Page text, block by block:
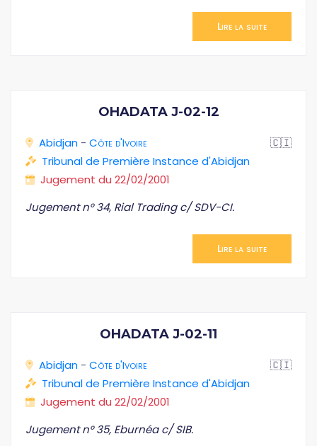
Lire la suite
OHADATA J-02-12
Abidjan - Côte d'Ivoire
🇨🇮
Tribunal de Première Instance d'Abidjan
Jugement du 22/02/2001
Jugement n° 34, Rial Trading c/ SDV-CI.
Lire la suite
OHADATA J-02-11
Abidjan - Côte d'Ivoire
🇨🇮
Tribunal de Première Instance d'Abidjan
Jugement du 22/02/2001
Jugement n° 35, Eburnéa c/ SIB.